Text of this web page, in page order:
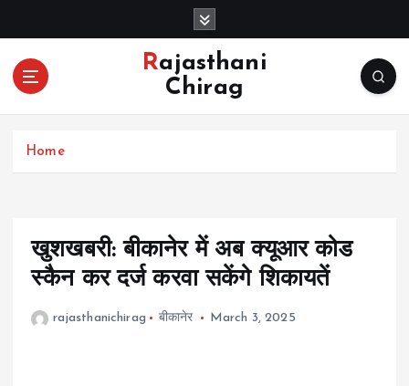
o
Rajasthani
Chirag
Home
खुशखबरी: बीकानेर में अब क्यूआर कोड
स्कैन कर दर्ज करवा सकेंगे शिकायतें
rajasthanichirag बीकानेर March 3, 2025